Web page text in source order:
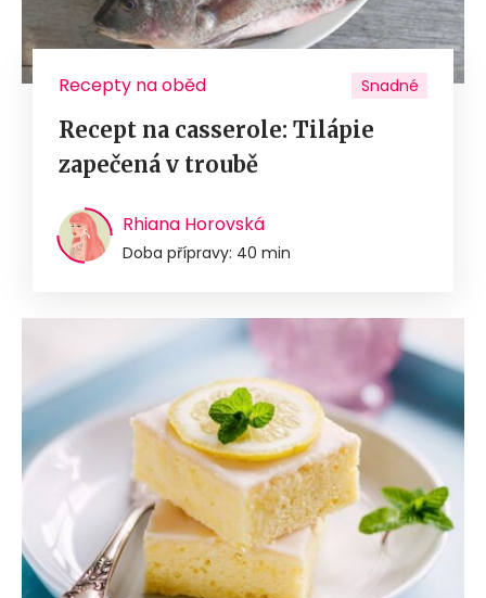
Recepty na oběd Snadné
Recept na casserole: Tilápie
zapečená v troubě
Rhiana Horovská
Doba přípravy: 40 min